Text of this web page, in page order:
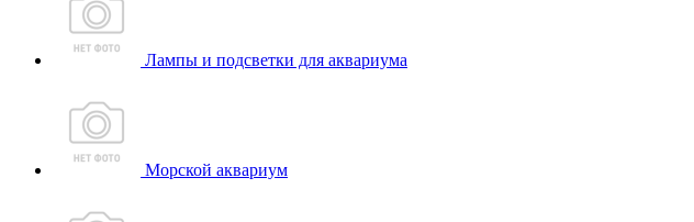
Лампы и подсветки для аквариума
Морской аквариум